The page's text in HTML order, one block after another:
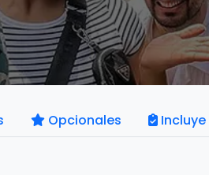
Opcionales Incluye